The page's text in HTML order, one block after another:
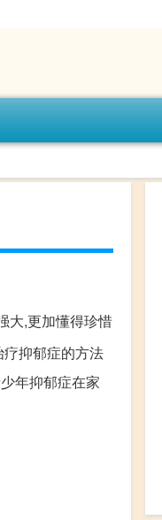
大,更加懂得珍惜
抑郁症的方法
年抑郁症在家